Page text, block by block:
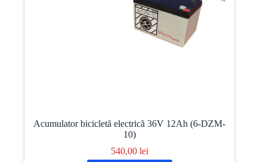
Acumulator bicicletă electrică 36V 12Ah (6-DZM-
10)
540,00 lei